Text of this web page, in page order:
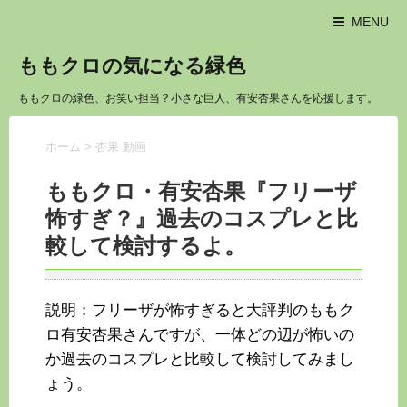
MENU
ももクロの気になる緑色
ももクロの緑色、お笑い担当？小さな巨人、有安杏果さんを応援します。
ホーム > 杏果 動画
ももクロ・有安杏果『フリーザ
怖すぎ？』過去のコスプレと比
較して検討するよ。
説明；フリーザが怖すぎると大評判のももク
ロ有安杏果さんですが、一体どの辺が怖いの
か過去のコスプレと比較して検討してみまし
ょう。